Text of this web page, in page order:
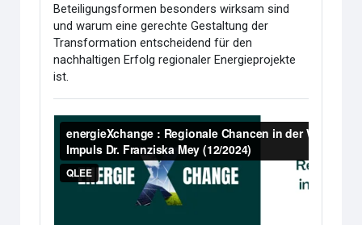
Beteiligungsformen besonders wirksam sind
und warum eine gerechte Gestaltung der
Transformation entscheidend für den
nachhaltigen Erfolg regionaler Energieprojekte
ist.